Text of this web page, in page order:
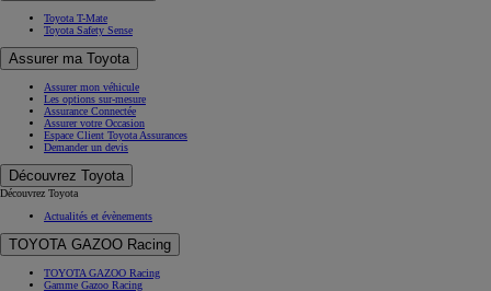
Toyota T-Mate
Toyota Safety Sense
Assurer ma Toyota
Assurer mon véhicule
Les options sur-mesure
Assurance Connectée
Assurer votre Occasion
Espace Client Toyota Assurances
Demander un devis
Découvrez Toyota
Découvrez Toyota
Actualités et évènements
TOYOTA GAZOO Racing
TOYOTA GAZOO Racing
Gamme Gazoo Racing